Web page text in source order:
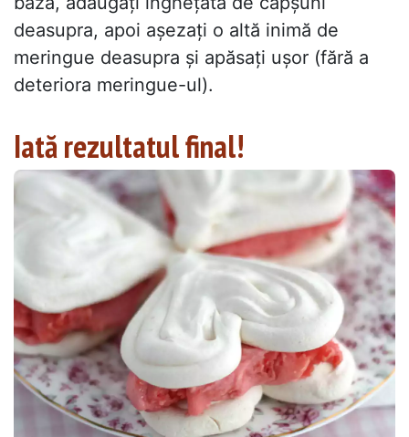
deasupra, apoi așezați o altă inimă de
meringue deasupra și apăsați ușor (fără a
deteriora meringue-ul).
Iată rezultatul final!